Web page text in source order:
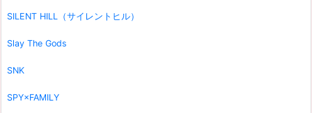
SILENT HILL（サイレントヒル）
Slay The Gods
SNK
SPY×FAMILY